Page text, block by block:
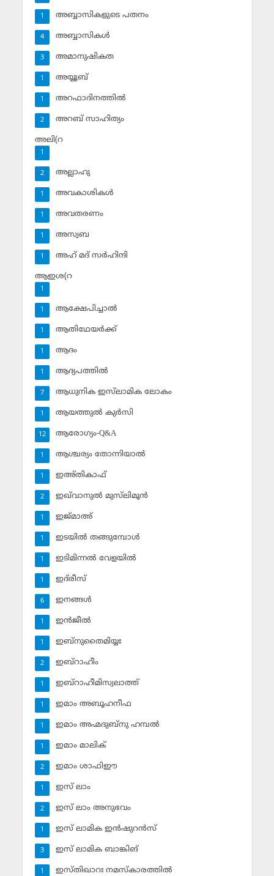
അബ്ബാസികളുടെ പതനം
1
അബ്ബാസികള്‍
4
അമാനുഷികത
3
അയ്യൂബ്‌
1
അറഫാദിനത്തില്‍
1
അറബ് സാഹിത്യം
2
അലി(റ
1
അല്ലാഹു
2
അവകാശികള്‍
1
അവതരണം
1
അസ്വബ
1
അഹ് മദ് സര്‍ഹിന്ദി
1
ആഇശ(റ
1
ആക്ഷേപിച്ചാല്‍
1
ആതിഥേയര്‍ക്ക്
1
ആദം
1
ആദ്യപത്തില്‍
1
ആധുനിക ഇസ്‌ലാമിക ലോകം
7
ആയത്തുല്‍ കുര്‍സി
1
ആരോഗ്യം-Q&A
12
ആശ്ചര്യം തോന്നിയാല്‍
1
ഇഅ്തികാഫ്‌
1
ഇഖ്‌വാനുല്‍ മുസ്‌ലിമൂന്‍
2
ഇജ്മാഅ്
1
ഇടയില്‍ തങ്ങുമ്പോള്‍
1
ഇടിമിന്നല്‍ വേളയില്‍
1
ഇദ്‌രീസ്‌
1
ഇനങ്ങള്‍
6
ഇന്‍ജീല്‍
1
ഇബ്‌നുതൈമിയ്യഃ
1
ഇബ്‌റാഹീം
2
ഇബ്‌റാഹീമിസ്വലാത്ത്
1
ഇമാം അബൂഹനീഫ
1
ഇമാം അഹ്മദുബ്‌നു ഹമ്പല്‍
1
ഇമാം മാലിക്
1
ഇമാം ശാഫിഈ
2
ഇസ് ലാം
1
ഇസ് ലാം അനുഭവം
2
ഇസ് ലാമിക ഇന്‍ഷുറന്‍സ്‌
1
ഇസ് ലാമിക ബാങ്കിങ്‌
3
ഇസ്തിഖാറഃ നമസ്‌കാരത്തില്‍
1